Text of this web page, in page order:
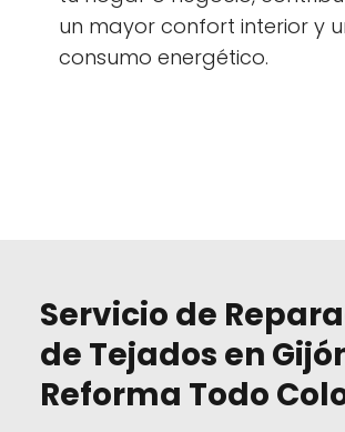
un mayor confort interior y
consumo energético.
Servicio de
de Tejados en
Reforma Todo